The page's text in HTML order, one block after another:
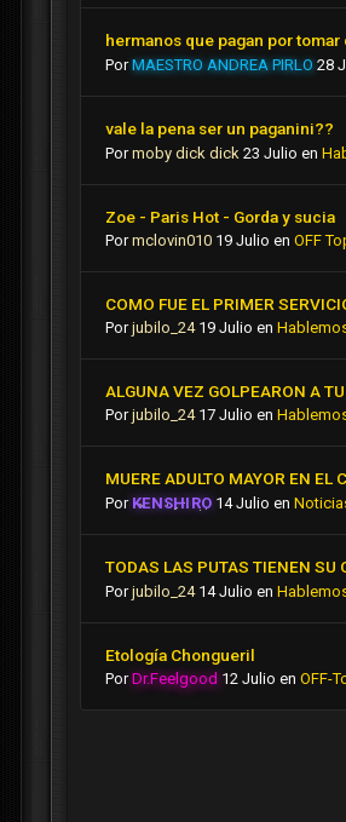
hermanos que pagan por tomar
PorMAESTRO ANDREA PIRLO 28
vale la pena ser un paganini??
Pormoby dick dick 23 Julio en
Zoe - Paris Hot - Gorda y sucia
Pormclovin010 19 Julio en OFF
COMO FUE EL PRIMER
Porjubilo_24 19 Julio en
ALGUNA VEZ GOLPEARON A
Porjubilo_24 17 Julio en
MUERE ADULTO MAYOR EN EL
Por KENSHIRO 14 Julio en
TODAS LAS PUTAS TIENEN SU
Porjubilo_24 14 Julio en
Etología Chongueril
PorDr.Feelgood 12 Julio en OFF-